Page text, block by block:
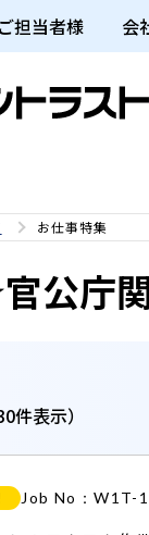
担当者様 会
お仕事特集
公庁
件表示）
Job No：W1T-
集】地域別お